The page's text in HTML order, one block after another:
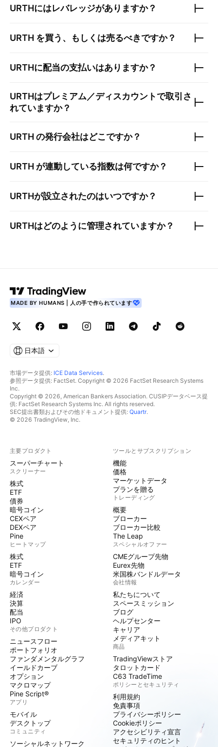
URTHにはレバレッジがありますか？
URTH を買う、もしくは売るべきですか？
URTHに配当の支払いはありますか？
URTHはプレミアム／ディスカウントで取引さ
れていますか？
URTH の発行会社はどこですか？
URTH が連動している指数は何ですか？
URTHが設立されたのはいつですか？
URTHはどのように管理されていますか？
MADE BY HUMANS | 人の手で作られています
日本語
市場データ提供: ICE Data Services.
参照データ提供: FactSet. Copyright © 2026 FactSet Research Systems
Inc.
Copyright © 2026, American Bankers Association. CUSIPデータベース提
供: FactSet Research Systems Inc. All rights reserved.
SEC提出書類およびその他ドキュメント提供: Quartr.
© 2026 TradingView, Inc.
主要プロダクト
スーパーチャート
スクリーナー
株式
ETF
債券
暗号コイン
CEXペア
DEXペア
Pine
ヒートマップ
株式
ETF
暗号コイン
カレンダー
経済
決算
配当
IPO
その他プロダクト
ニュースフロー
ポートフォリオ
ファンダメンタルグラフ
イールドカーブ
オプション
マクロマップ
Pine Script®
アプリ
モバイル
デスクトップ
コミュニティ
ソーシャルネットワーク
ツールとサブスクリプション
機能
価格
マーケットデータ
プランを贈る
トレーディング
概要
ブローカー
ブローカー比較
The Leap
スペシャルオファー
CMEグループ先物
Eurex先物
米国株バンドルデータ
会社情報
私たちについて
スペースミッション
ブログ
ヘルプセンター
キャリア
メディアキット
商品
TradingViewストア
タロットカード
C63 TradeTime
ポリシーとセキュリティ
利用規約
免責事項
プライバシーポリシー
Cookieポリシー
アクセシビリティ宣言
セキュリティのヒント